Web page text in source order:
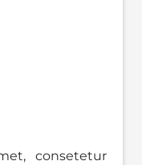
consetetur